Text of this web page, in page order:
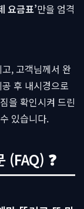
요금표’만을 엄격
, 고객님께서 완
후 내시경으로
을 확인시켜 드린
있습니다.
(FAQ) ❓